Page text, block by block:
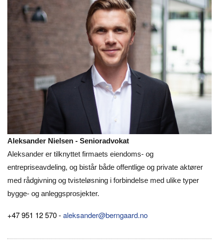
Aleksander Nielsen - Senioradvokat
Aleksander er tilknyttet firmaets eiendoms- og
entrepriseavdeling, og bistår både offentlige og private aktører
med rådgivning og tvisteløsning i forbindelse med ulike typer
bygge- og anleggsprosjekter.
+47 951 12 570 -aleksander@berngaard.no